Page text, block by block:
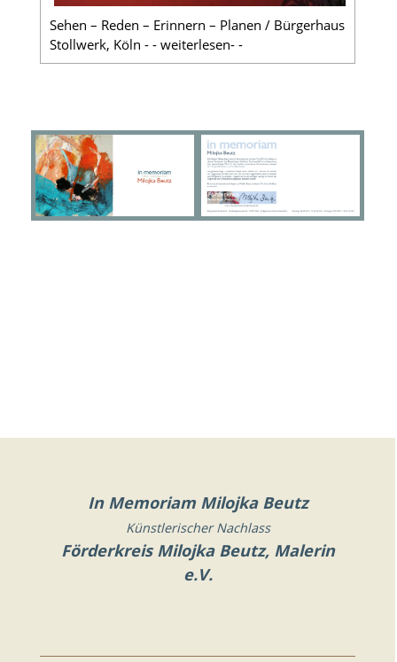
Sehen – Reden – Erinnern – Planen / Bürgerhaus
Stollwerk, Köln - - weiterlesen- -
In Memoriam Milojka Beutz
Künstlerischer Nachlass
Förderkreis Milojka Beutz, Malerin
e.V.